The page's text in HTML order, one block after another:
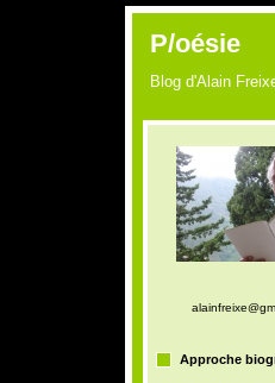
P/oésie
Blog d'Alain
Approche